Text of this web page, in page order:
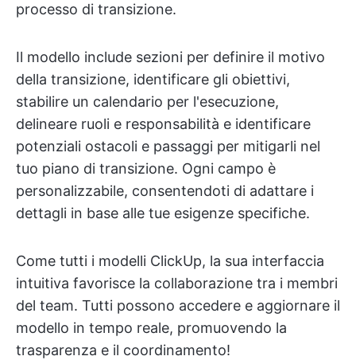
processo di transizione.
Il modello include sezioni per definire il motivo
della transizione, identificare gli obiettivi,
stabilire un calendario per l'esecuzione,
delineare ruoli e responsabilità e identificare
potenziali ostacoli e passaggi per mitigarli nel
tuo piano di transizione. Ogni campo è
personalizzabile, consentendoti di adattare i
dettagli in base alle tue esigenze specifiche.
Come tutti i modelli ClickUp, la sua interfaccia
intuitiva favorisce la collaborazione tra i membri
del team. Tutti possono accedere e aggiornare il
modello in tempo reale, promuovendo la
trasparenza e il coordinamento!